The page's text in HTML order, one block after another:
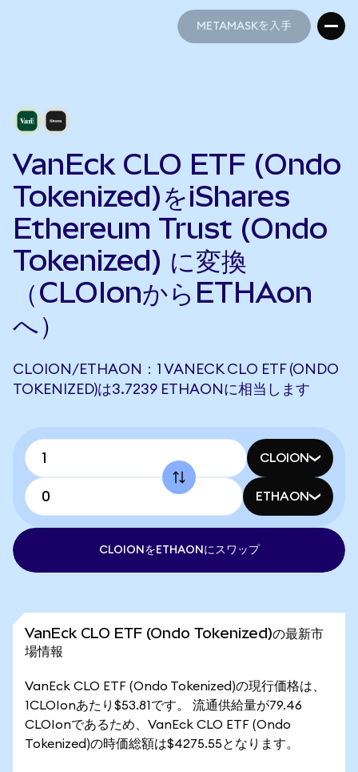
METAMASKを入手
VanEck CLO ETF (Ondo
Tokenized)をiShares
Ethereum Trust (Ondo
Tokenized) に変換
（CLOIonからETHAon
へ）
CLOION/ETHAON：1 VANECK CLO ETF (ONDO
TOKENIZED)は3.7239 ETHAONに相当します
CLOION
ETHAON
CLOIONをETHAONにスワップ
VanEck CLO ETF (Ondo Tokenized)の最新市
場情報
VanEck CLO ETF (Ondo Tokenized)の現行価格は、
1CLOIonあたり$53.81です。 流通供給量が79.46
CLOIonであるため、VanEck CLO ETF (Ondo
Tokenized)の時価総額は$4275.55となります。